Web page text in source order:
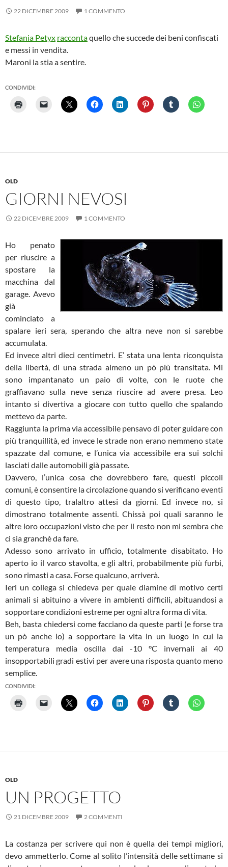
22 DICEMBRE 2009 1 COMMENTO
Stefania Petyx raccontaquello che succede dei beni confiscati
e messi in vendita.
Maroni la stia a sentire.
CONDIVIDI:
OLD
GIORNI NEVOSI
22 DICEMBRE 2009 1 COMMENTO
Ho penato
per riuscire a
spostare la
macchina dal
garage. Avevo
già
cominciato a
spalare ieri sera, sperando che altra neve non si sarebbe
accumulata.
Ed invece altri dieci centimetri. E’ stata una lenta riconquista
della libertà, di una strada almeno un pò più transitata. Mi
sono impantanato un paio di volte, con le ruote che
graffiavano sulla neve senza riuscire ad avere presa. Leo
intanto si divertiva a giocare con tutto quello che spalando
mettevo da parte.
Raggiunta la prima via accessibile pensavo di poter guidare con
più tranquillità, ed invece le strade non erano nemmeno state
spazzate dal comune, e l’unica via accessibile era sui solchi
lasciati dalle automobili già passate.
Davvero, l’unica cosa che dovrebbero fare, questi piccoli
comuni, è consentire la circolazione quando si verificano eventi
di questo tipo, tralaltro attesi da giorni. Ed invece no, si
dimostrano totalmente assenti. Chissà poi quali saranno le
altre loro occupazioni visto che per il resto non mi sembra che
ci sia granchè da fare.
Adesso sono arrivato in ufficio, totalmente disabitato. Ho
aperto io il varco stavolta, e gli altri, probabilmente più furbi,
sono rimasti a casa. Forse qualcuno, arriverà.
Ieri un collega si chiedeva per quale diamine di motivo certi
animali si abituino a vivere in ambienti difficili, abituandosi a
sopportare condizioni estreme per ogni altra forma di vita.
Beh, basta chiedersi come facciano da queste parti (e forse tra
un pò anche io) a sopportare la vita in un luogo in cui la
temperatura media oscilla dai -10 °C invernali ai 40
insopportabili gradi estivi per avere una risposta quanto meno
semplice.
CONDIVIDI:
OLD
UN PROGETTO
21 DICEMBRE 2009 2 COMMENTI
La costanza per scrivere qui non è quella dei tempi migliori,
devo ammetterlo. Come al solito l’intensità delle settimane si